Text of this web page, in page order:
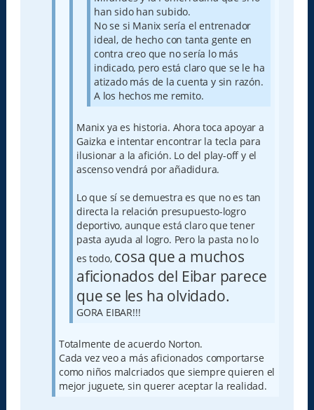
han sido han subido.
No se si Manix sería el entrenador
ideal, de hecho con tanta gente en
contra creo que no sería lo más
indicado, pero está claro que se le ha
atizado más de la cuenta y sin razón.
A los hechos me remito.
Manix ya es historia. Ahora toca apoyar a
Gaizka e intentar encontrar la tecla para
ilusionar a la afición. Lo del play-off y el
ascenso vendrá por añadidura.
Lo que sí se demuestra es que no es tan
directa la relación presupuesto-logro
deportivo, aunque está claro que tener
pasta ayuda al logro. Pero la pasta no lo
es todo, cosa que a muchos
aficionados del Eibar parece
que se les ha olvidado.
GORA EIBAR!!!
Totalmente de acuerdo Norton.
Cada vez veo a más aficionados comportarse
como niños malcriados que siempre quieren el
mejor juguete, sin querer aceptar la realidad.